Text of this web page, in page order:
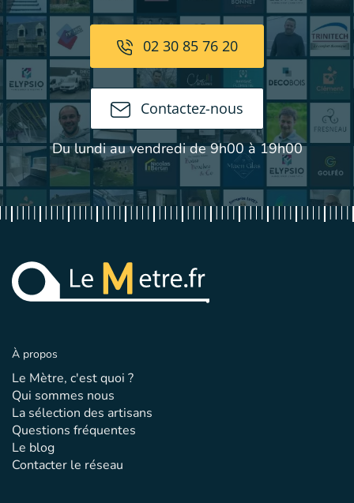
02 30 85 76 20
Contactez-nous
Du lundi au vendredi de 9h00 à 19h00
À propos
Le Mètre, c'est quoi ?
Qui sommes nous
La sélection des artisans
Questions fréquentes
Le blog
Contacter le réseau